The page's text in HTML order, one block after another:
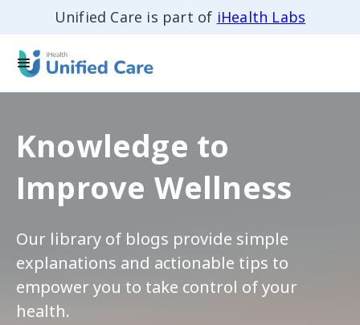
Unified Care is part of iHealth Labs
Knowledge to
Improve Wellness
Our library of blogs provide simple
explanations and actionable tips to
empower you to take control of your
health.